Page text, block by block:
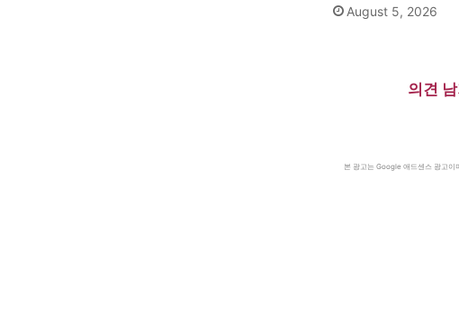
August 5, 2026
의견 남
본 광고는 Google 애드센스 광고이